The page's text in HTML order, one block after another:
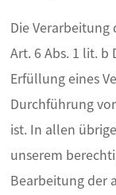
Die
Art. 6 Abs. 1 lit. b
Erfüllung eines
Durchführung
ist. In allen
unserem
Bearbeitung der